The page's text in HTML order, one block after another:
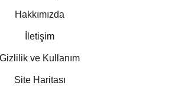
Hakkımızda
İletişim
Gizlilik ve Kullanım
Site Haritası